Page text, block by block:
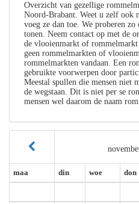
Overzicht van gezellige
Noord-Brabant. Weet u zelf ook
voeg ze dan toe. We proberen
tonen. Neem contact op met de
de vlooienmarkt of
geen rommelmarkten of
rommelmarkten vandaan. Een
gebruikte voorwerpen door
Meestal spullen die mensen niet
de wegstaan. Dit is niet per se
mensen wel daarom de naam
maa din woe don